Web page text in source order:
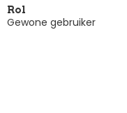
Rol
Gewone gebruiker